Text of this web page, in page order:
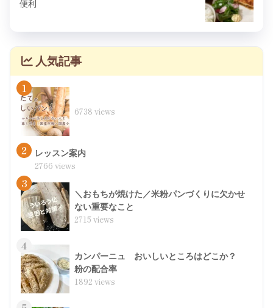
便利
人気記事
1
6738 views
2 レッスン案内
2766 views
3
＼おもちが焼けた／米粉パンづくりに欠かせ
ない重要なこと
2715 views
4
カンパーニュ おいしいところはどこか？
粉の配合率
1892 views